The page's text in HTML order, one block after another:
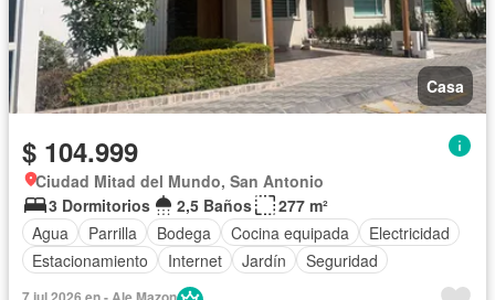
Casa
$ 104.999
Ciudad Mitad del Mundo, San Antonio
3 Dormitorios
2,5 Baños
277 m²
Agua
Parrilla Bodega Cocina equipada
Electricidad
Estacionamiento
Internet Jardín Seguridad